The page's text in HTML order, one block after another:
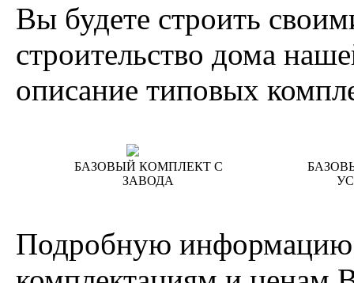
Вы будете строить
строительство дома
описание типовых
БАЗОВЫЙ КОМПЛЕКТ C
ЗАВОДА
Подробную информацию